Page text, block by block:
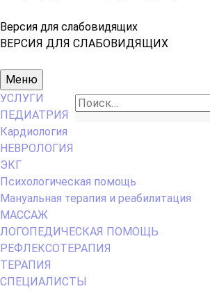
Версия для слабовидящих
ВЕРСИЯ ДЛЯ СЛАБОВИДЯЩИХ
Основное
меню
Меню
Найти:
УСЛУГИ
ПЕДИАТРИЯ
Кардиология
НЕВРОЛОГИЯ
ЭКГ
Психологическая помощь
Мануальная терапия и реабилитация
МАССАЖ
ЛОГОПЕДИЧЕСКАЯ ПОМОЩЬ
РЕФЛЕКСОТЕРАПИЯ
ТЕРАПИЯ
СПЕЦИАЛИСТЫ